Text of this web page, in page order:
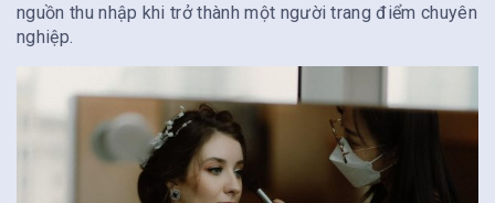
nguồn thu nhập khi trở thành một người trang điểm chuyên
nghiệp.